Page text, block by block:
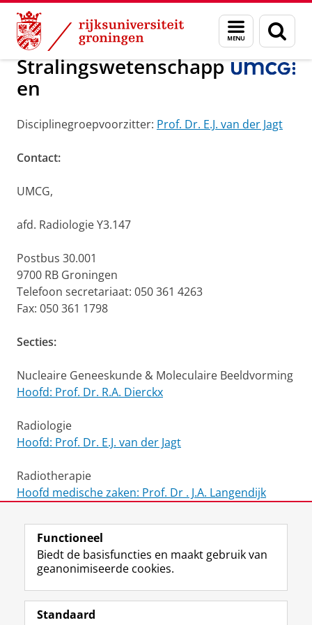
Skip
Content
Skip
Navigation
Menu
en
zoeken
Onderzoek Stralingswetenschappen
Stralingswetenschapp
en
Disciplinegroepvoorzitter: Prof. Dr. E.J. van der Jagt
Contact:
UMCG,
afd. Radiologie Y3.147
Postbus 30.001
9700 RB Groningen
Telefoon secretariaat: 050 361 4263
Fax: 050 361 1798
Secties:
Nucleaire Geneeskunde & Moleculaire Beeldvorming
Hoofd: Prof. Dr. R.A. Dierckx
Radiologie
Hoofd: Prof. Dr. E.J. van der Jagt
Radiotherapie
Hoofd medische zaken: Prof. Dr . J.A. Langendijk
Laatst gewijzigd: 20 september 2013 14:40
Volg de RUG
F
a
L
i
R
S
I
n
Y
o
Functioneel
Biedt de basisfuncties en maakt gebruik van
geanonimiseerde cookies.
Standaard